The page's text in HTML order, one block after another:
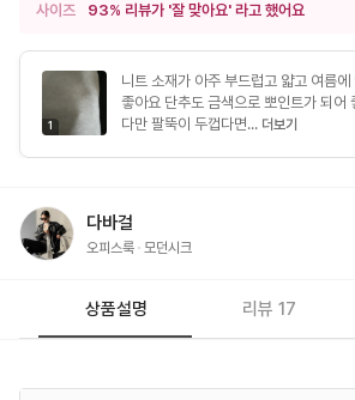
사이즈 93% 리뷰가 '잘 맞아요' 라고 했어요
1
니트 소재가 아주 부드럽고 얇고 여름에
좋아요 단추도 금색으로 뽀인트가 되어
다만 팔뚝이 두껍다면... 더보기
다바걸
오피스룩 모던시크
상품설명 리뷰 17